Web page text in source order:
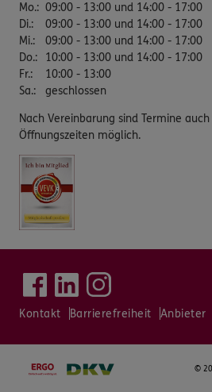
Mo.: 09:00 - 13:00 und 14:00 - 17:00
Di.:
09:00 - 13:00 und 14:00 - 17:00
Mi.:
09:00 - 13:00 und 14:00 - 17:00
Do.:
10:00 - 13:00 und 14:00 - 17:00
Fr.:
10:00 - 13:00
Sa.: geschlossen
Nach Vereinbarung sind Termine
Öffnungszeiten möglich.
Kontakt Barrierefreiheit Anbieter
©